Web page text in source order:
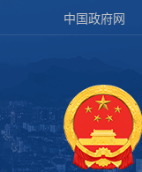
中国政府网